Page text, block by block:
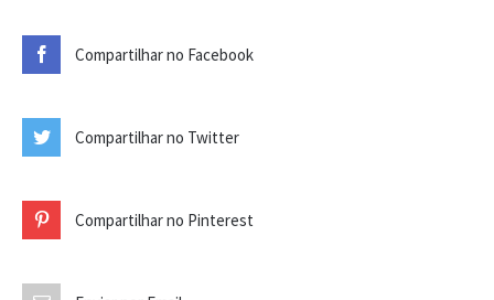
Compartilhar no Facebook
Compartilhar no Twitter
Compartilhar no Pinterest